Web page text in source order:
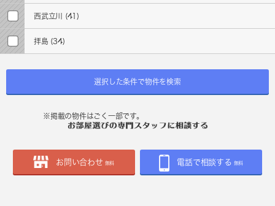
西武立川 (41)
拝島 (34)
選択した条件で物件を検索
※掲載の物件はごく一部です。
お問い合わせ 無料 電話で相談する 無料